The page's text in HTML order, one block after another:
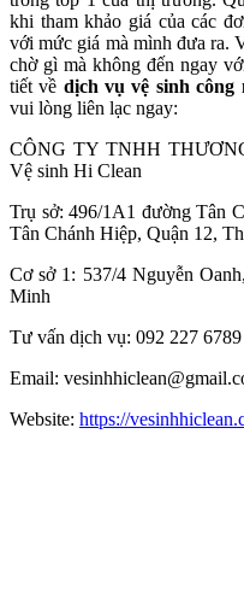
khi tham khảo giá của các
với mức giá mà mình đưa ra.
chờ gì mà không đến ngay
tiết về dịch vụ vệ sinh công
vui lòng liên lạc ngay:
CÔNG TY TNHH
Vệ sinh Hi Clean
Trụ sở: 496/1A1 đường Tân
Tân Chánh Hiệp, Quận 12,
Cơ sở 1: 537/4 Nguyễn
Minh
Tư vấn dịch vụ: 092 227 6789
Email:
Website: https://